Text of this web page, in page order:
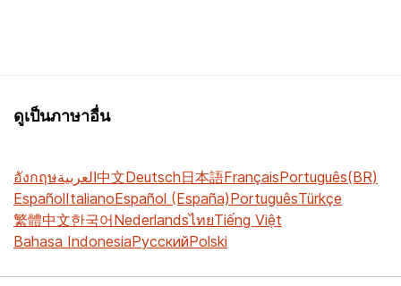
ดูเป็นภาษาอื่น
อังกฤษالعربية中文Deutsch日本語FrançaisPortuguês(BR)
EspañolItalianoEspañol (España)PortuguêsTürkçe
繁體中文한국어NederlandsไทยTiếng Việt
Bahasa IndonesiaРусскийPolski